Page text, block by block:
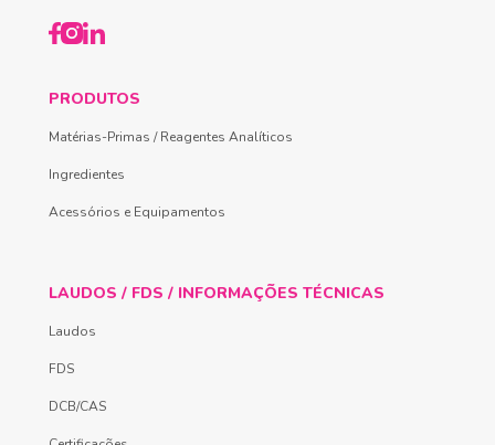
PRODUTOS
Matérias-Primas / Reagentes Analíticos
Ingredientes
Acessórios e Equipamentos
LAUDOS / FDS / INFORMAÇÕES TÉCNICAS
Laudos
FDS
DCB/CAS